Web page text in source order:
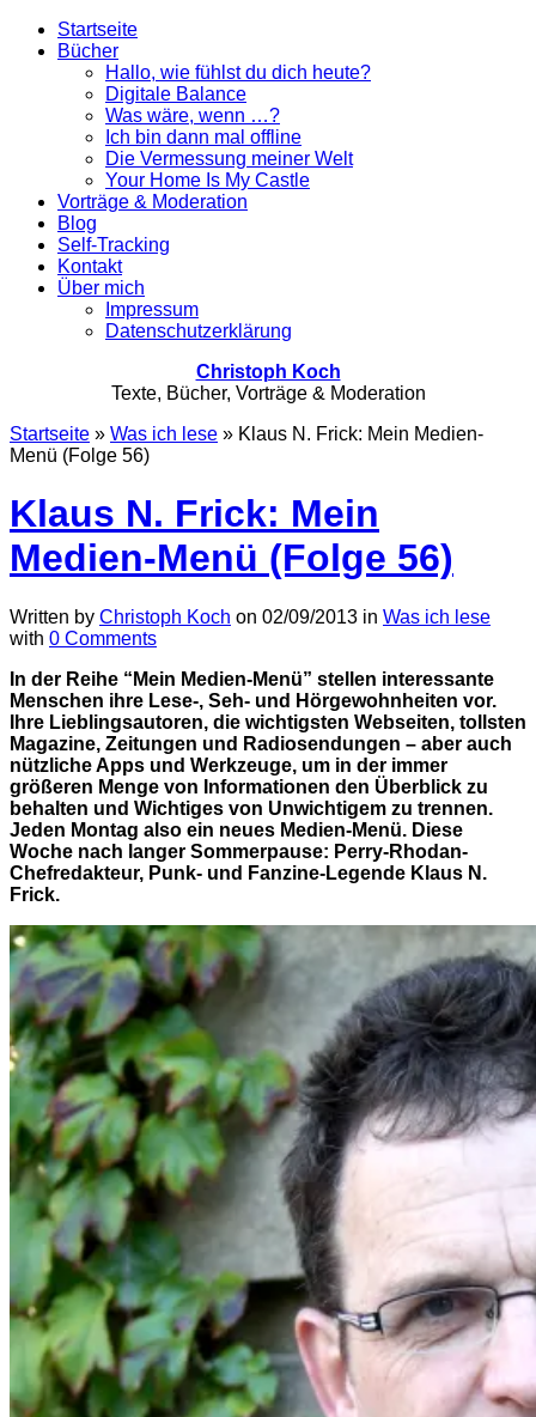
Startseite
Bücher
Hallo, wie fühlst du dich heute?
Digitale Balance
Was wäre, wenn …?
Ich bin dann mal offline
Die Vermessung meiner Welt
Your Home Is My Castle
Vorträge & Moderation
Blog
Self-Tracking
Kontakt
Über mich
Impressum
Datenschutzerklärung
Christoph Koch
Texte, Bücher, Vorträge & Moderation
Startseite » Was ich lese » Klaus N. Frick: Mein Medien-
Menü (Folge 56)
Klaus N. Frick: Mein
Medien-Menü (Folge 56)
Written by Christoph Koch on 02/09/2013 in Was ich lese
with 0 Comments
In der Reihe “Mein Medien-Menü” stellen interessante
Menschen ihre Lese-, Seh- und Hörgewohnheiten vor.
Ihre Lieblingsautoren, die wichtigsten Webseiten, tollsten
Magazine, Zeitungen und Radiosendungen – aber auch
nützliche Apps und Werkzeuge, um in der immer
größeren Menge von Informationen den Überblick zu
behalten und Wichtiges von Unwichtigem zu trennen.
Jeden Montag also ein neues Medien-Menü. Diese
Woche nach langer Sommerpause: Perry-Rhodan-
Chefredakteur, Punk- und Fanzine-Legende Klaus N.
Frick.